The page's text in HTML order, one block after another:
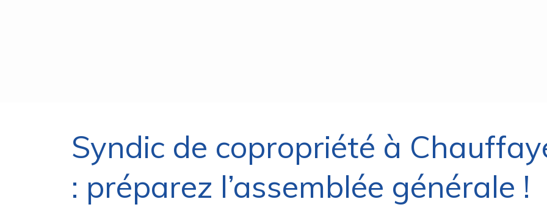
Syndic de copropriété à
: préparez l’assemblée générale !